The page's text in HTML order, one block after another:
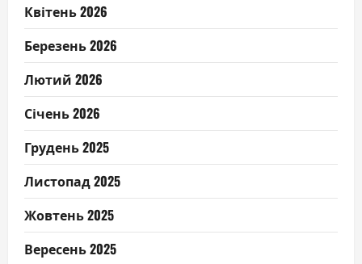
Квітень 2026
Березень 2026
Лютий 2026
Січень 2026
Грудень 2025
Листопад 2025
Жовтень 2025
Вересень 2025